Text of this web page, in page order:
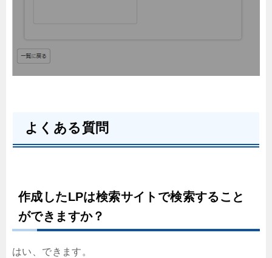
よくある質問
作成したLPは検索サイトで検索すること
ができますか？
はい、できます。